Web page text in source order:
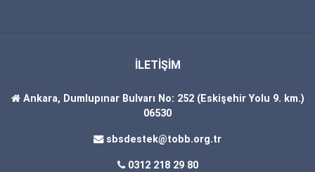
İLETİŞİM
Ankara, Dumlupınar Bulvarı No: 252 (Eskişehir Yolu 9. km.)
06530
sbsdestek@tobb.org.tr
0312 218 29 80